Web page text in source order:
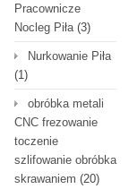
Pracownicze
Nocleg Piła(3)
Nurkowanie Piła
(1)
obróbka metali
CNC frezowanie
toczenie
szlifowanie obróbka
skrawaniem (20)